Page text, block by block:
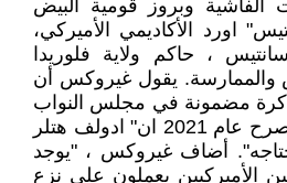
الفاشية وبروز قومية البيض
اورد الأكاديمي الأميركي،
، حاكم ولاية فلوريدا
والممارسة. يقول غيروكس أن
مضمونة في مجلس النواب
ل (كارل بالادينو) ، الذي صرح عام 2021 ان" ادولف هتلر
أضاف غيروكس ، "يوجد
الأميركيين يعملون على نزع